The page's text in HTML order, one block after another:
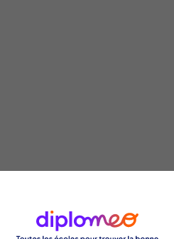
Préparateur en pharmacie